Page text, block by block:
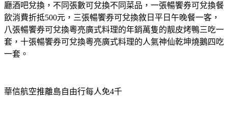
廳酒吧兌換，不同張數可兌換不同菜品，一張暢饗券可兌換餐
飲消費折抵500元，三張暢饗券可兌換敘日平日午晚餐一客，
八張暢饗券可兌換粵亮廣式料理的年銷萬隻的靓皮烤鴨三吃一
套，十張暢饗券可兌換粵亮廣式料理的人氣神仙乾坤燒鵝四吃
一套。
華信航空推離島自由行每人免4千